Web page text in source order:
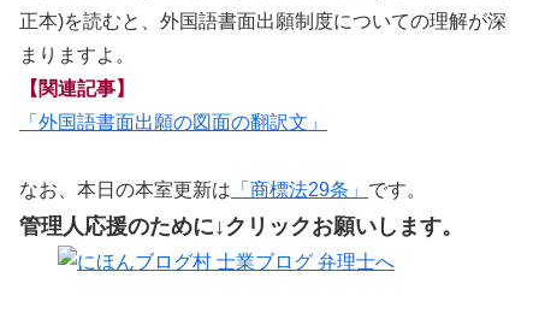
正本)を読むと、外国語書面出願制度についての理解が深
まりますよ。
【関連記事】
「外国語書面出願の図面の翻訳文」
なお、本日の本室更新は 「商標法29条」 です。
管理人応援のために↓クリックお願いします。